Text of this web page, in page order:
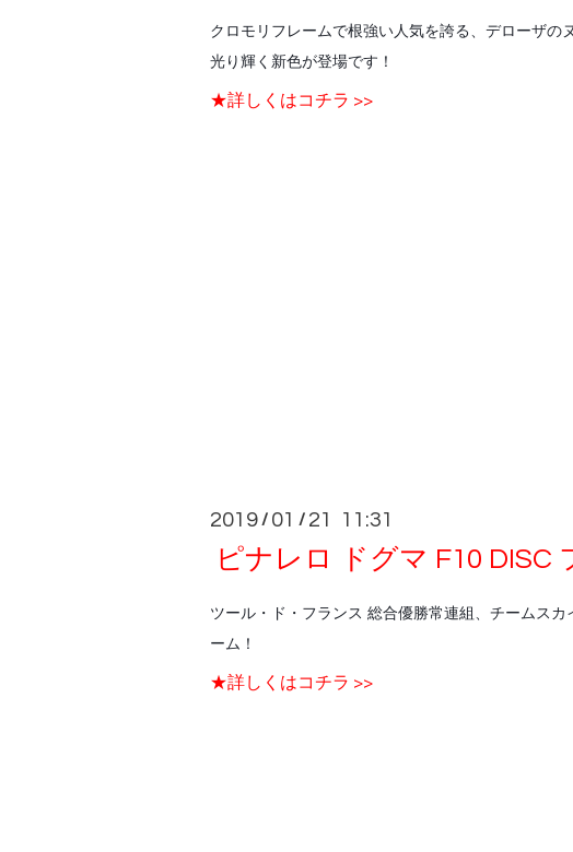
クロモリフレームで根強い人気を誇る、デローザの
光り輝く新色が登場です！
★詳しくはコチラ >>
2019 / 01 / 21 11:31
ピナレロ ドグマ F10 DISC
ツール・ド・フランス 総合優勝常連組、チームスカ
ーム！
★詳しくはコチラ >>